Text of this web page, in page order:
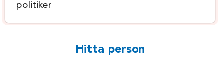
politiker
Hitta person